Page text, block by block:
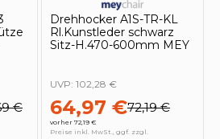
€
Drehhocker A1S-TR-KL
Rl.Kunstleder schwarz
Sitz-H.470-600mm MEY
64,97 €72,19 €
vorher 72,19 €
UVP: 102,28 €
Preise inkl. MwSt., ggf. zzgl.